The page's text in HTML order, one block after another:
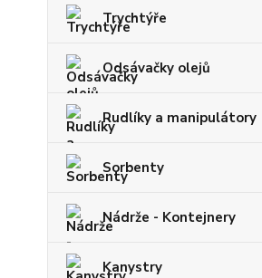
Trychtýře
Odsávačky olejů
Rudlíky a manipulátory
Sorbenty
Nádrže - Kontejnery
Kanystry